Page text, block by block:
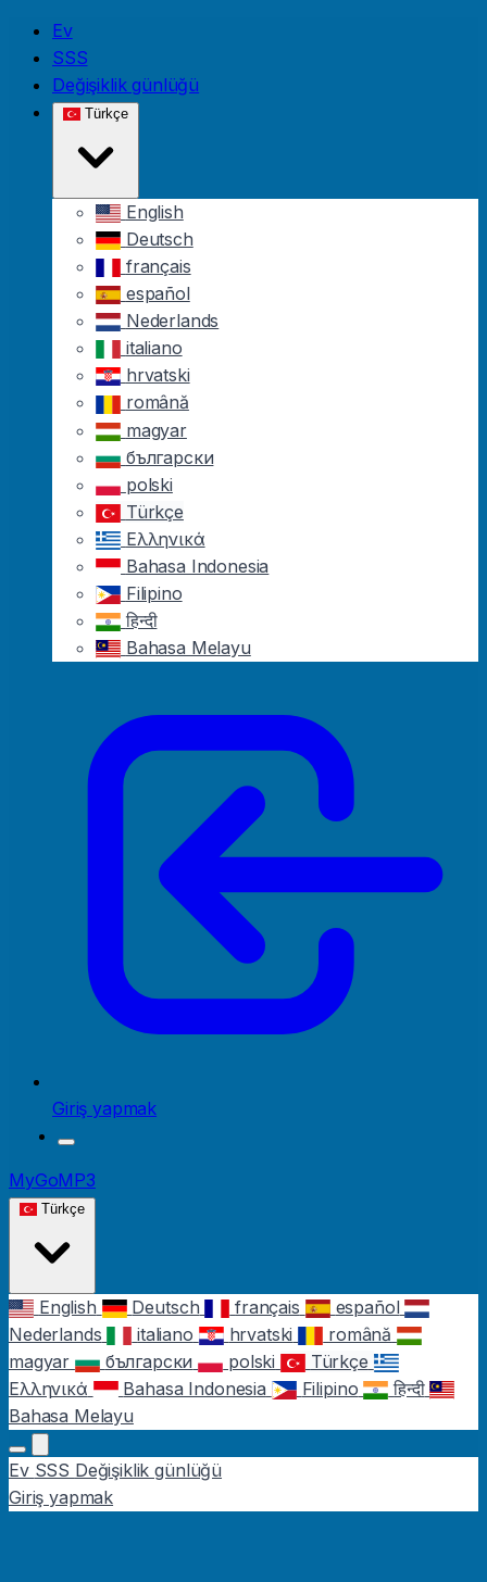
Skip to main content
Ev
SSS
Değişiklik günlüğü
Türkçe
English
Deutsch
français
español
Nederlands
italiano
hrvatski
română
magyar
български
polski
Türkçe
Ελληνικά
Bahasa Indonesia
Filipino
हिन्दी
Bahasa Melayu
Giriş yapmak
MyGoMP3
Türkçe
English Deutsch français
español
Nederlands
italiano hrvatski
română
magyar
български polski
Türkçe
Ελληνικά
Bahasa Indonesia Filipino
हिन्दी
Bahasa Melayu
Ev SSS Değişiklik günlüğü
Giriş yapmak